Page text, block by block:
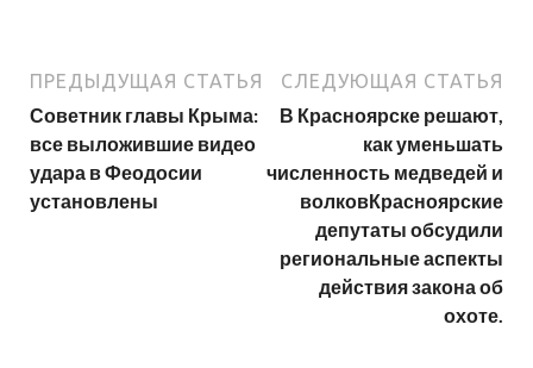
ПРЕДЫДУЩАЯ СТАТЬЯ
Советник главы Крыма:
все выложившие видео
удара в Феодосии
установлены
СЛЕДУЮЩАЯ СТАТЬЯ
В Красноярске решают,
как уменьшать
численность медведей и
волковКрасноярские
депутаты обсудили
региональные аспекты
действия закона об
охоте.